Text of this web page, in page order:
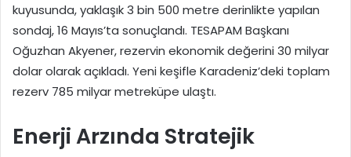
kuyusunda, yaklaşık 3 bin 500 metre derinlikte yapılan
sondaj, 16 Mayıs’ta sonuçlandı. TESAPAM Başkanı
Oğuzhan Akyener, rezervin ekonomik değerini 30 milyar
dolar olarak açıkladı. Yeni keşifle Karadeniz’deki toplam
rezerv 785 milyar metreküpe ulaştı.
Enerji Arzında Stratejik